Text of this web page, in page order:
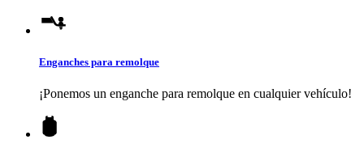
Enganches para remolque
¡Ponemos un enganche para remolque en cualquier vehículo!